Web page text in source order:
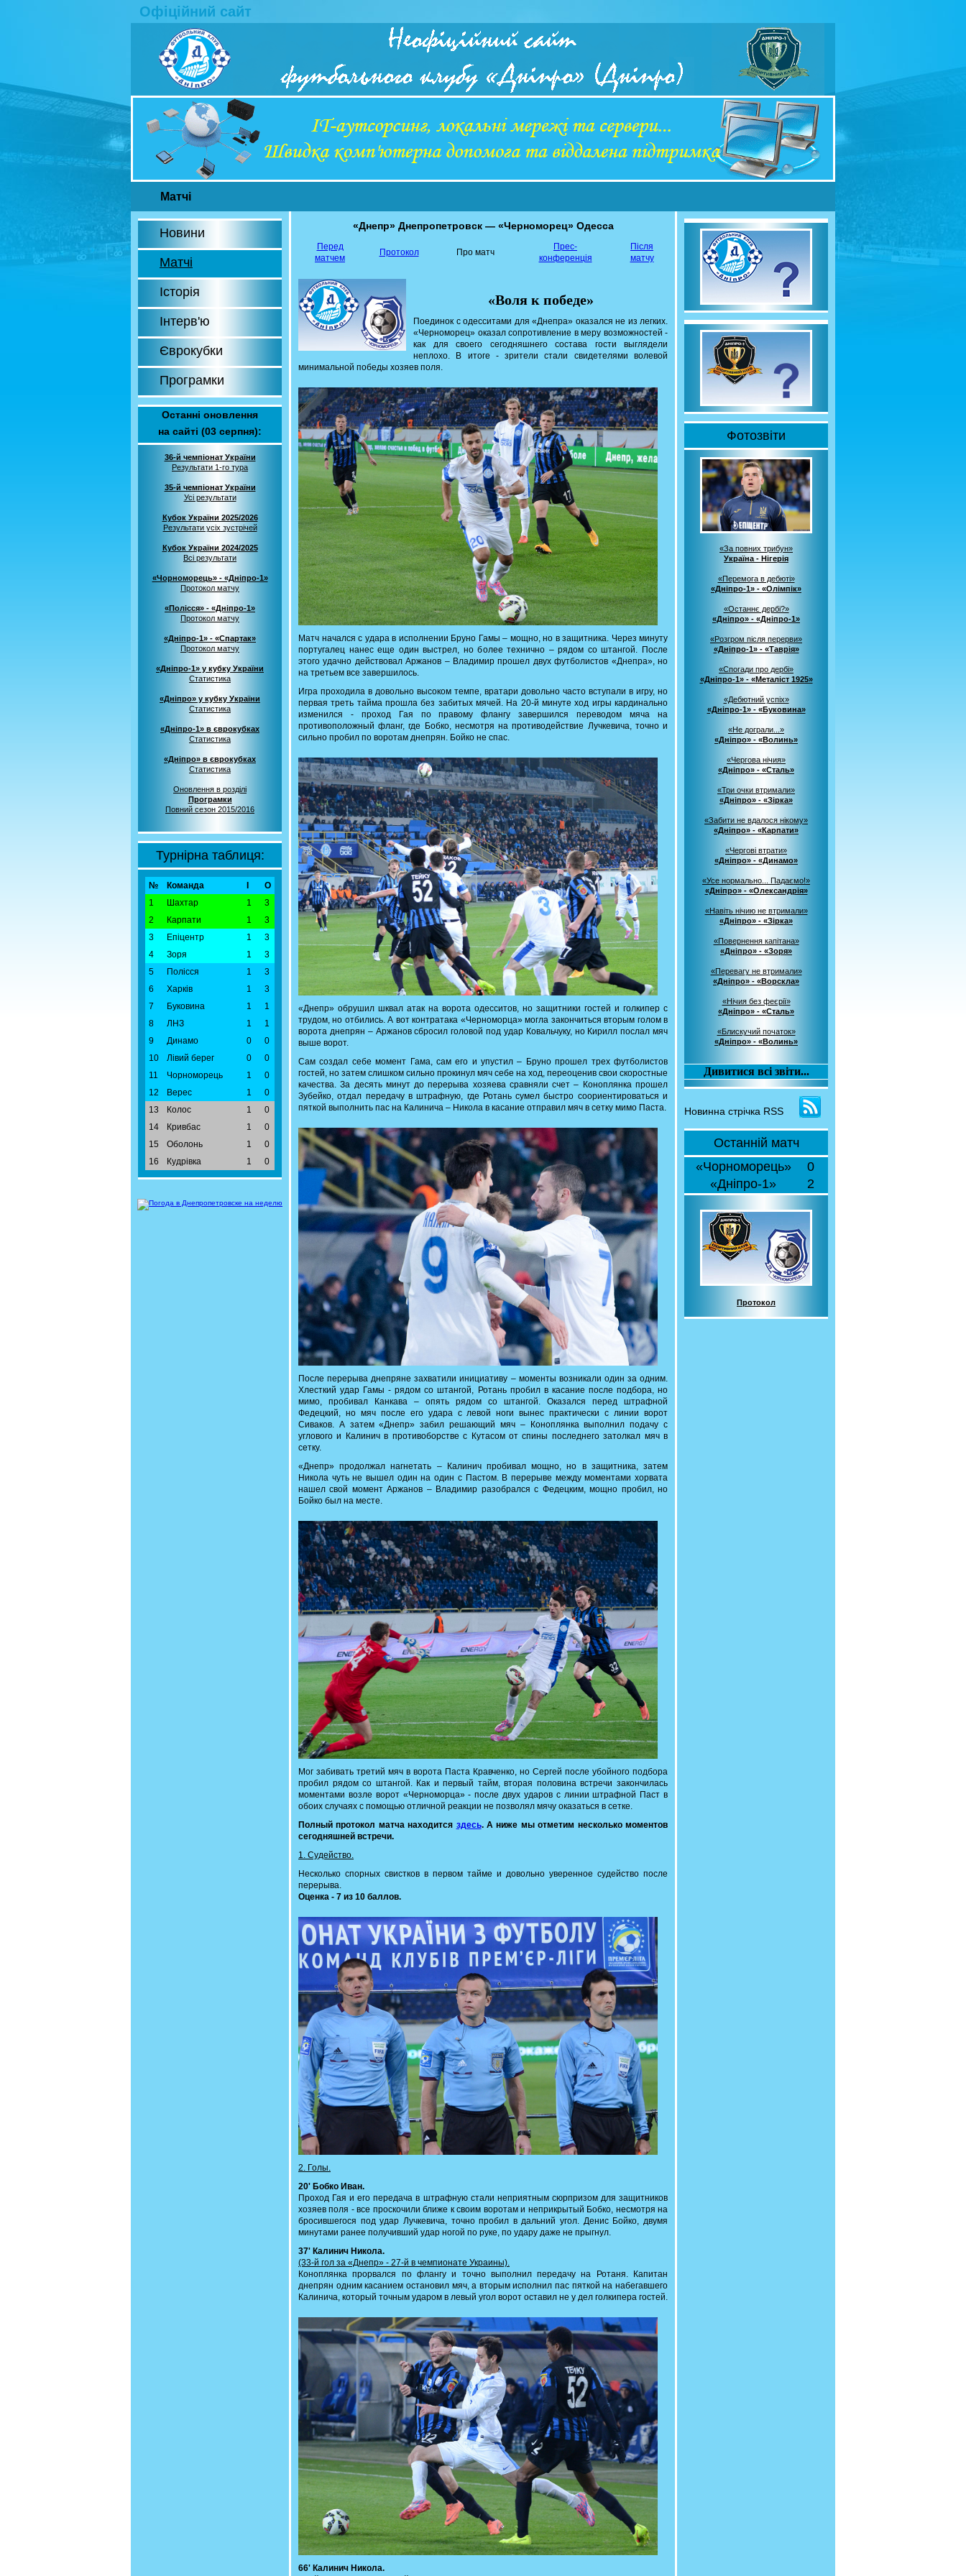
Офіційний сайт
Матчі
Новини
Матчі
Історія
Інтерв'ю
Єврокубки
Програмки
Останні оновлення
на сайті (03 серпня):
36-й чемпіонат України
Результати 1-го тура
35-й чемпіонат України
Усі результати
Кубок України 2025/2026
Результати усіх зустрічей
Кубок України 2024/2025
Всі результати
«Чорноморець» - «Дніпро-1»
Протокол матчу
«Полісся» - «Дніпро-1»
Протокол матчу
«Дніпро-1» - «Спартак»
Протокол матчу
«Дніпро-1» у кубку України
Статистика
«Дніпро» у кубку України
Статистика
«Дніпро-1» в єврокубках
Статистика
«Дніпро» в єврокубках
Статистика
Оновлення в розділі
Програмки
Повний сезон 2015/2016
Турнірна таблиця:
№ Команда
О
1
Шахтар 1
3
2
Карпати 1
3
3
Епіцентр 1
3
4
Зоря 1
3
5
Полісся 1
3
6
Харків 1
3
7
Буковина 1
1
8
ЛНЗ 1
1
9
Динамо 0
0
10
Лівий берег 0
0
11
Чорноморець 1
0
12
Верес 1
0
13
Колос 1
0
14
Кривбас 1
0
15
Оболонь 1
0
16
Кудрівка 1 0
«Днепр» Днепропетровск — «Черноморец» Одесса
Перед
матчем
Протокол Про матч
Прес-
конференція
Після
матчу
«Воля к победе»
Поединок с одесситами для «Днепра» оказался не из легких.
«Черноморец» оказал сопротивление в меру возможностей -
как для своего сегодняшнего состава гости выглядели
неплохо. В итоге - зрители стали свидетелями волевой
минимальной победы хозяев поля.
Матч начался с удара в исполнении Бруно Гамы – мощно, но в защитника. Через минуту
португалец нанес еще один выстрел, но более технично – рядом со штангой. После
этого удачно действовал Аржанов – Владимир прошел двух футболистов «Днепра», но
на третьем все завершилось.
Игра проходила в довольно высоком темпе, вратари довольно часто вступали в игру, но
первая треть тайма прошла без забитых мячей. На 20-й минуте ход игры кардинально
изменился - проход Гая по правому флангу завершился переводом мяча на
противоположный фланг, где Бобко, несмотря на противодействие Лучкевича, точно и
сильно пробил по воротам днепрян. Бойко не спас.
«Днепр» обрушил шквал атак на ворота одесситов, но защитники гостей и голкипер с
трудом, но отбились. А вот контратака «Черноморца» могла закончиться вторым голом в
ворота днепрян – Аржанов сбросил головой под удар Ковальчуку, но Кирилл послал мяч
выше ворот.
Сам создал себе момент Гама, сам его и упустил – Бруно прошел трех футболистов
гостей, но затем слишком сильно прокинул мяч себе на ход, переоценив свои скоростные
качества. За десять минут до перерыва хозяева сравняли счет – Коноплянка прошел
Зубейко, отдал передачу в штрафную, где Ротань сумел быстро соориентироваться и
пяткой выполнить пас на Калинича – Никола в касание отправил мяч в сетку мимо Паста.
После перерыва днепряне захватили инициативу – моменты возникали один за одним.
Хлесткий удар Гамы - рядом со штангой, Ротань пробил в касание после подбора, но
мимо, пробивал Канкава – опять рядом со штангой. Оказался перед штрафной
Федецкий, но мяч после его удара с левой ноги вынес практически с линии ворот
Сиваков. А затем «Днепр» забил решающий мяч – Коноплянка выполнил подачу с
углового и Калинич в противоборстве с Кутасом от спины последнего затолкал мяч в
сетку.
«Днепр» продолжал нагнетать – Калинич пробивал мощно, но в защитника, затем
Никола чуть не вышел один на один с Пастом. В перерыве между моментами хорвата
нашел свой момент Аржанов – Владимир разобрался с Федецким, мощно пробил, но
Бойко был на месте.
Мог забивать третий мяч в ворота Паста Кравченко, но Сергей после убойного подбора
пробил рядом со штангой. Как и первый тайм, вторая половина встречи закончилась
моментами возле ворот «Черноморца» - после двух ударов с линии штрафной Паст в
обоих случаях с помощью отличной реакции не позволял мячу оказаться в сетке.
Полный протокол матча находится здесь. А ниже мы отметим несколько моментов
сегодняшней встречи.
1. Судейство.
Несколько спорных свистков в первом тайме и довольно уверенное судейство после
перерыва.
Оценка - 7 из 10 баллов.
2. Голы.
20' Бобко Иван.
Проход Гая и его передача в штрафную стали неприятным сюрпризом для защитников
хозяев поля - все проскочили ближе к своим воротам и неприкрытый Бобко, несмотря на
бросившегося под удар Лучкевича, точно пробил в дальний угол. Денис Бойко, двумя
минутами ранее получивший удар ногой по руке, по удару даже не прыгнул.
37' Калинич Никола.
(33-й гол за «Днепр» - 27-й в чемпионате Украины).
Коноплянка прорвался по флангу и точно выполнил передачу на Ротаня. Капитан
днепрян одним касанием остановил мяч, а вторым исполнил пас пяткой на набегавшего
Калинича, который точным ударом в левый угол ворот оставил не у дел голкипера гостей.
66' Калинич Никола.
Фотозвіти
«За повних трибун»
Україна - Нігерія
«Перемога в дебюті»
«Дніпро-1» - «Олімпік»
«Останнє дербі?»
«Дніпро» - «Дніпро-1»
«Розгром після перерви»
«Дніпро-1» - «Таврія»
«Спогади про дербі»
«Дніпро-1» - «Металіст 1925»
«Дебютний успіх»
«Дніпро-1» - «Буковина»
«Не дограли...»
«Дніпро» - «Волинь»
«Чергова нічия»
«Дніпро» - «Сталь»
«Три очки втримали»
«Дніпро» - «Зірка»
«Забити не вдалося нікому»
«Дніпро» - «Карпати»
«Чергові втрати»
«Дніпро» - «Динамо»
«Усе нормально... Падаємо!»
«Дніпро» - «Олександрія»
«Навіть нічию не втримали»
«Дніпро» - «Зірка»
«Повернення капітана»
«Дніпро» - «Зоря»
«Перевагу не втримали»
«Дніпро» - «Ворскла»
«Нічия без феєрії»
«Дніпро» - «Сталь»
«Блискучий початок»
«Дніпро» - «Волинь»
Дивитися всі звіти...
Новинна стрічка RSS
Останній матч
«Чорноморець»
0
«Дніпро-1»
2
Протокол